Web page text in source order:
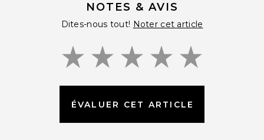
NOTES & AVIS
Dites-nous tout! Noter cet article
ÉVALUER CET ARTICLE